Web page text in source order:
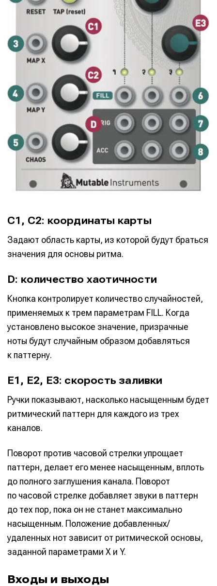
C1, C2: координаты карты
Задают область карты, из которой будут браться
значения для основы ритма.
D: количество хаотичности
Кнопка контролирует количество случайностей,
применяемых к трем параметрам FILL. Когда
установлено высокое значение, призрачные
ноты будут случайным образом добавляться
к паттерну.
E1, E2, E3: скорость заливки
Ручки показывают, насколько насыщенным будет
ритмический паттерн для каждого из трех
каналов.
Поворот против часовой стрелки упрощает
паттерн, делает его менее насыщенным, вплоть
до полного заглушения канала. Поворот
по часовой стрелке добавляет звуки в паттерн
до тех пор, пока он не станет максимально
насыщенным. Положение добавленных/
удаленных нот зависит от ритмической основы,
заданной параметрами X и Y.
Входы и выходы